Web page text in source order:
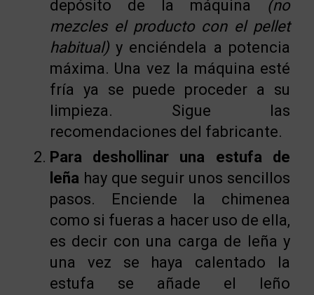
depósito de la máquina (no
mezcles el producto con el pellet
habitual)y enciéndela a potencia
máxima. Una vez la máquina esté
fría ya se puede proceder a su
limpieza. Sigue las
recomendaciones del fabricante.
Para deshollinar una estufa de
leña hay que seguir unos sencillos
pasos. Enciende la chimenea
como si fueras a hacer uso de ella,
es decir con una carga de leña y
una vez se haya calentado la
estufa se añade el leño